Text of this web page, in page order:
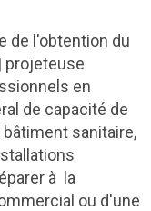
de l'obtention du
projeteuse
en
de capacité de
sanitaire,
à la
ou d'une